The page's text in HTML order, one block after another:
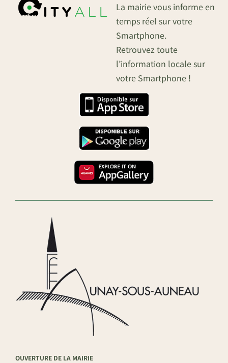
La mairie vous informe en
temps réel sur votre
Smartphone.
Retrouvez toute
l’information locale sur
votre Smartphone !
OUVERTURE DE LA MAIRIE